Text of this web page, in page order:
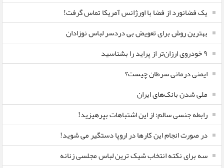
یک فضانورد از فضا با اورژانس آمریکا تماس گرفت!
بهترین روش برای تعویض بی دردسر لباس نوزادان
٩ خودروی ارزان‌تر از پراید را بشناسید
ایمنی درمانی سرطان چیست؟
ملی شدن بانک‌های ایران
رابطه جنسی سالم؛ از این اشتباهات بپرهیزید!
در صورت انجام این کارها در اروپا دستگیر می شوید!
سه برای نکته انتخاب شیک ترین لباس مجلسی زنانه